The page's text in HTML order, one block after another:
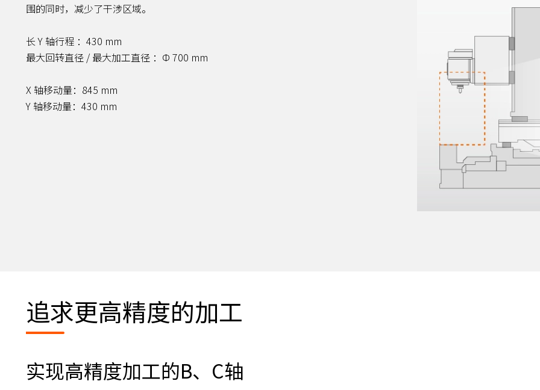
围的同时，减少了干涉区域。
长 Y 轴行程 ：430 mm
最大回转直径 / 最大加工直径 ：Φ 700 mm
X 轴移动量：845 mm
Y 轴移动量：430 mm
追求更高精度的加工
实现高精度加工的B、C轴